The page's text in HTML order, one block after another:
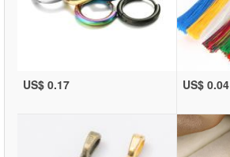
US$ 0.17 US$ 0.04